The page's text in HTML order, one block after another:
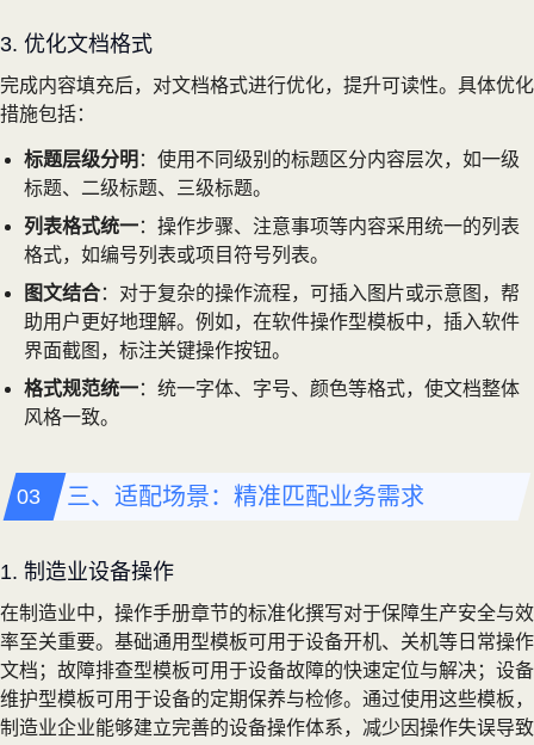
3. 优化文档格式
完成内容填充后，对文档格式进行优化，提升可读性。具体优化
措施包括：
标题层级分明 ：使用不同级别的标题区分内容层次，如一级
标题、二级标题、三级标题。
列表格式统一：操作步骤、注意事项等内容采用统一的列表
格式，如编号列表或项目符号列表。
图文结合：对于复杂的操作流程，可插入图片或示意图，帮
助用户更好地理解。例如，在软件操作型模板中，插入软件
界面截图，标注关键操作按钮。
格式规范统一：统一字体、字号、颜色等格式，使文档整体
风格一致。
三、适配场景：精准匹配业务需求
1. 制造业设备操作
在制造业中，操作手册章节的标准化撰写对于保障生产安全与效
率至关重要。基础通用型模板可用于设备开机、关机等日常操作
文档；故障排查型模板可用于设备故障的快速定位与解决；设备
维护型模板可用于设备的定期保养与检修。通过使用这些模板，
制造业企业能够建立完善的设备操作体系，减少因操作失误导致